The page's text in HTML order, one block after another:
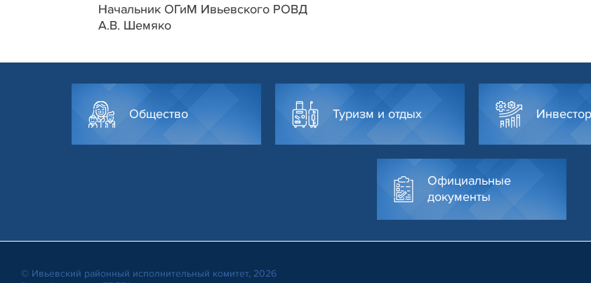
Начальник ОГиМ Ивьевского РОВД
А.В. Шемяко
Общество Туризм и отдых
Официальные
документы
© Ивьевский районный исполнительный комитет, 2026